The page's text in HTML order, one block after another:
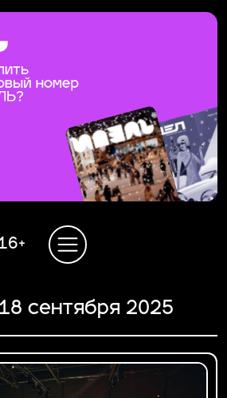
сентября 2025